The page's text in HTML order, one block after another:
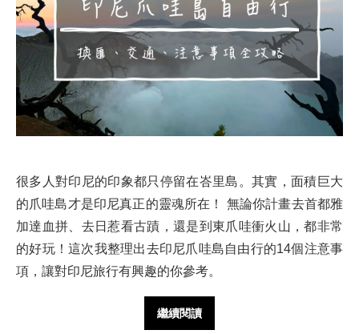
很多人對印尼的印象都只停留在峇里島。其實，面積巨大
的爪哇島才是印尼真正的靈魂所在！ 無論你計畫去首都雅
加達血拼、去日惹看古蹟，還是到東爪哇衝火山，都非常
的好玩！這次我整理出去印尼爪哇島自由行的14個注意事
項，讓對印尼旅行有興趣的你參考。
繼續閱讀